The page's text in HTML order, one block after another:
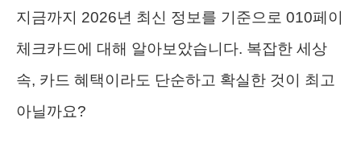
지금까지 2026년 최신 정보를 기준으로 010페이
체크카드에 대해 알아보았습니다. 복잡한 세상
속, 카드 혜택이라도 단순하고 확실한 것이 최고
아닐까요?